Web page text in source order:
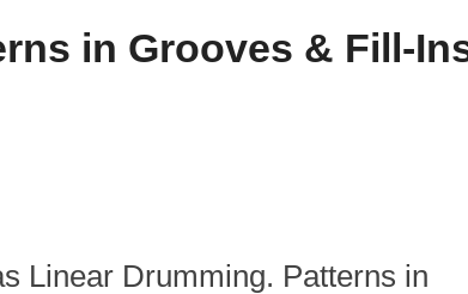
in Grooves & Fill-
Linear Drumming. Patterns in